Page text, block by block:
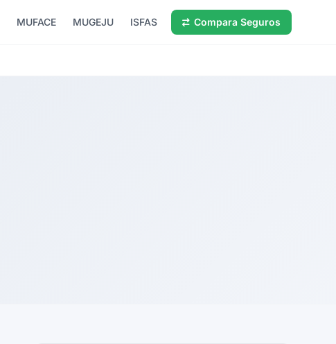
MUFACE MUGEJU ISFAS Compara Seguros